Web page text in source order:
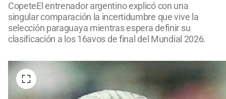
CopeteEl entrenador argentino explicó con una
singular comparación la incertidumbre que vive la
selección paraguaya mientras espera definir su
clasificación a los 16avos de final del Mundial 2026.